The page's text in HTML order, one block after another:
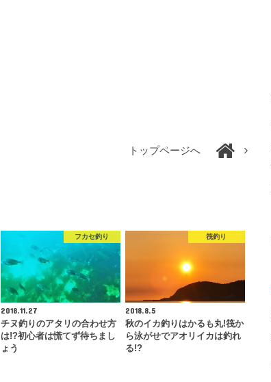
トップページへ
フカセ釣り
2018.11.27
チヌ釣りのアタリの合わせ方
は!?初心者は慌てず待ちまし
ょう
筏釣り
2018.8.5
秋のイカ釣りはかるも丸!筏か
ら泳がせでアオリイカは釣れ
る!?